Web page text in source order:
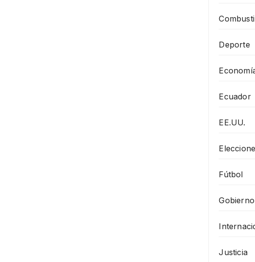
Deporte
Ecuador
EE.UU.
Fútbol
Gobierno
Justicia